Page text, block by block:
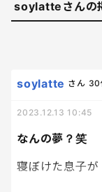
soylatteさんの
なんの夢？笑
soylatte さん 30
2023.12.13 10:45
寝ぼけた息子が